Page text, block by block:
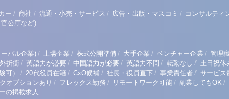
ー / 商社 / 流通・小売・サービス / 広告・出版・マスコミ / コンサルティ
公庁など)
バル企業) / 上場企業 / 株式公開準備 / 大手企業 / ベンチャー企業 / 管理
折衝 / 英語力が必要 / 中国語力が必要 / 英語力不問 / 転勤なし / 土日祝休
可） / 20代役員在籍 / CxO候補 / 社長・役員直下 / 事業責任者 / サービス
オプションあり / フレックス勤務 / リモートワーク可能 / 副業してもOK /
の掲載求人